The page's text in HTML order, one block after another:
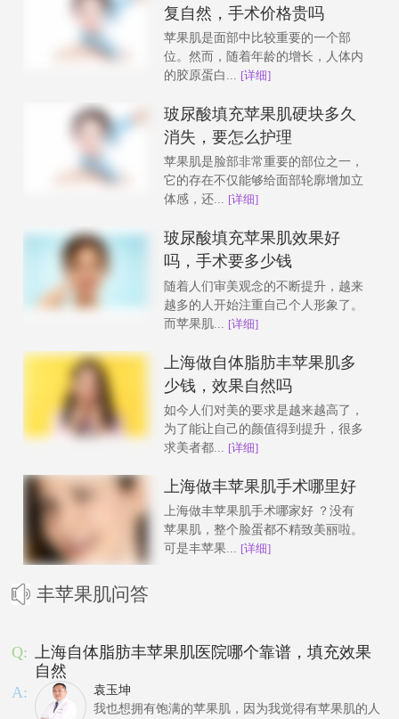
复自然，手术价格贵吗
苹果肌是面部中比较重要的一个部
位。然而，随着年龄的增长，人体内
的胶原蛋白... [详细]
玻尿酸填充苹果肌硬块多久
消失，要怎么护理
苹果肌是脸部非常重要的部位之一，
它的存在不仅能够给面部轮廓增加立
体感，还... [详细]
玻尿酸填充苹果肌效果好
吗，手术要多少钱
随着人们审美观念的不断提升，越来
越多的人开始注重自己个人形象了。
而苹果肌... [详细]
上海做自体脂肪丰苹果肌多
少钱，效果自然吗
如今人们对美的要求是越来越高了，
为了能让自己的颜值得到提升，很多
求美者都... [详细]
上海做丰苹果肌手术哪里好
上海做丰苹果肌手术哪家好 ？没有
苹果肌，整个脸蛋都不精致美丽啦。
可是丰苹果... [详细]
丰苹果肌问答
Q:
上海自体脂肪丰苹果肌医院哪个靠谱，填充效果
自然
A:
袁玉坤
我也想拥有饱满的苹果肌，因为我觉得有苹果肌的人